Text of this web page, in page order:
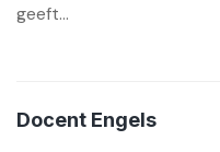
geeft...
Docent Engels